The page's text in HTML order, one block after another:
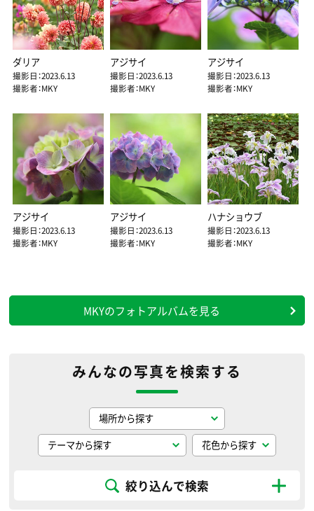
ダリア
撮影日：2023.6.13
撮影者：MKY
アジサイ
撮影日：2023.6.13
撮影者：MKY
アジサイ
撮影日：2023.6.13
撮影者：MKY
アジサイ
撮影日：2023.6.13
撮影者：MKY
アジサイ
撮影日：2023.6.13
撮影者：MKY
ハナショウブ
撮影日：2023.6.13
撮影者：MKY
MKYのフォトアルバムを見る
みんなの写真を検索する
絞り込んで検索